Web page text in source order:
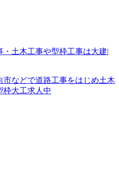
などで道路工事をはじめ土木
枠大工求人中